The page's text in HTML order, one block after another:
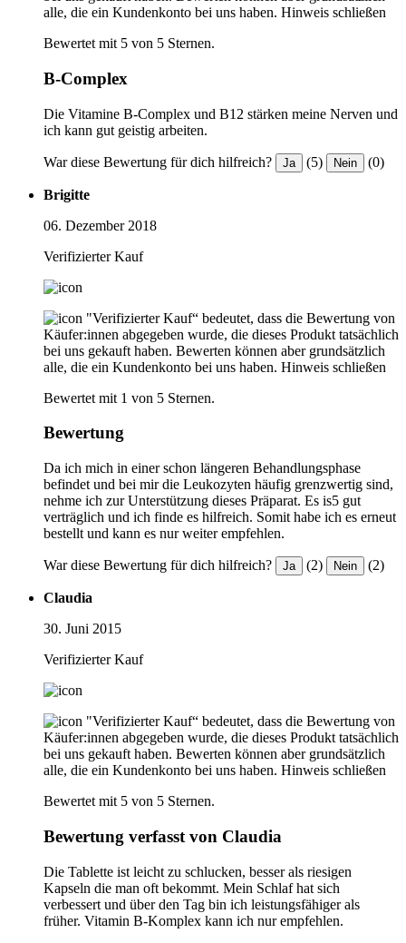
alle, die ein Kundenkonto bei uns haben. Hinweis schließen
Bewertet mit 5 von 5 Sternen.
B-Complex
Die Vitamine B-Complex und B12 stärken meine Nerven und
ich kann gut geistig arbeiten.
War diese Bewertung für dich hilfreich? Ja (5) Nein (0)
Brigitte
06. Dezember 2018
Verifizierter Kauf
"Verifizierter Kauf“ bedeutet, dass die Bewertung von
Käufer:innen abgegeben wurde, die dieses Produkt tatsächlich
bei uns gekauft haben. Bewerten können aber grundsätzlich
alle, die ein Kundenkonto bei uns haben. Hinweis schließen
Bewertet mit 1 von 5 Sternen.
Bewertung
Da ich mich in einer schon längeren Behandlungsphase
befindet und bei mir die Leukozyten häufig grenzwertig sind,
nehme ich zur Unterstützung dieses Präparat. Es is5 gut
verträglich und ich finde es hilfreich. Somit habe ich es erneut
bestellt und kann es nur weiter empfehlen.
War diese Bewertung für dich hilfreich? Ja (2) Nein (2)
Claudia
30. Juni 2015
Verifizierter Kauf
"Verifizierter Kauf“ bedeutet, dass die Bewertung von
Käufer:innen abgegeben wurde, die dieses Produkt tatsächlich
bei uns gekauft haben. Bewerten können aber grundsätzlich
alle, die ein Kundenkonto bei uns haben. Hinweis schließen
Bewertet mit 5 von 5 Sternen.
Bewertung verfasst von Claudia
Die Tablette ist leicht zu schlucken, besser als riesigen
Kapseln die man oft bekommt. Mein Schlaf hat sich
verbessert und über den Tag bin ich leistungsfähiger als
früher. Vitamin B-Komplex kann ich nur empfehlen.